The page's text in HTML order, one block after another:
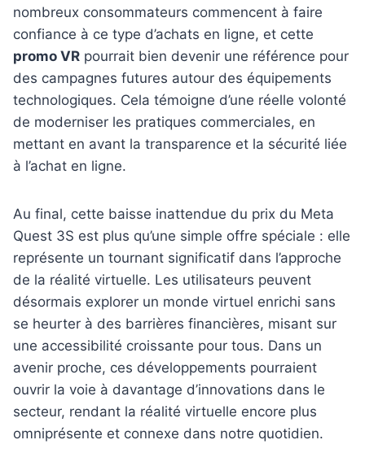
nombreux consommateurs commencent à faire
confiance à ce type d’achats en ligne, et cette
promo VR pourrait bien devenir une référence pour
des campagnes futures autour des équipements
technologiques. Cela témoigne d’une réelle volonté
de moderniser les pratiques commerciales, en
mettant en avant la transparence et la sécurité liée
à l’achat en ligne.
Au final, cette baisse inattendue du prix du Meta
Quest 3S est plus qu’une simple offre spéciale : elle
représente un tournant significatif dans l’approche
de la réalité virtuelle. Les utilisateurs peuvent
désormais explorer un monde virtuel enrichi sans
se heurter à des barrières financières, misant sur
une accessibilité croissante pour tous. Dans un
avenir proche, ces développements pourraient
ouvrir la voie à davantage d’innovations dans le
secteur, rendant la réalité virtuelle encore plus
omniprésente et connexe dans notre quotidien.